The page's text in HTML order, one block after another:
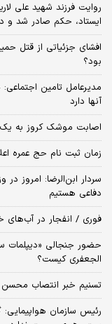
روایت فرزند شهید علی
ایستاد، حکم صادر شد و
افشای جزئیاتی از قتل
بود؟
مدیرعامل تامین
آنها دارد
اصابت موشک کروز به
زمان ثبت‌ نام حج
سردار ابن‌الرضا: امروز
دفاعی هستیم
فوری / انفجار در آب‌های
حضور جنجالی «دیپلمات
الجعفری کیست؟
تسنیم خبر انتصاب